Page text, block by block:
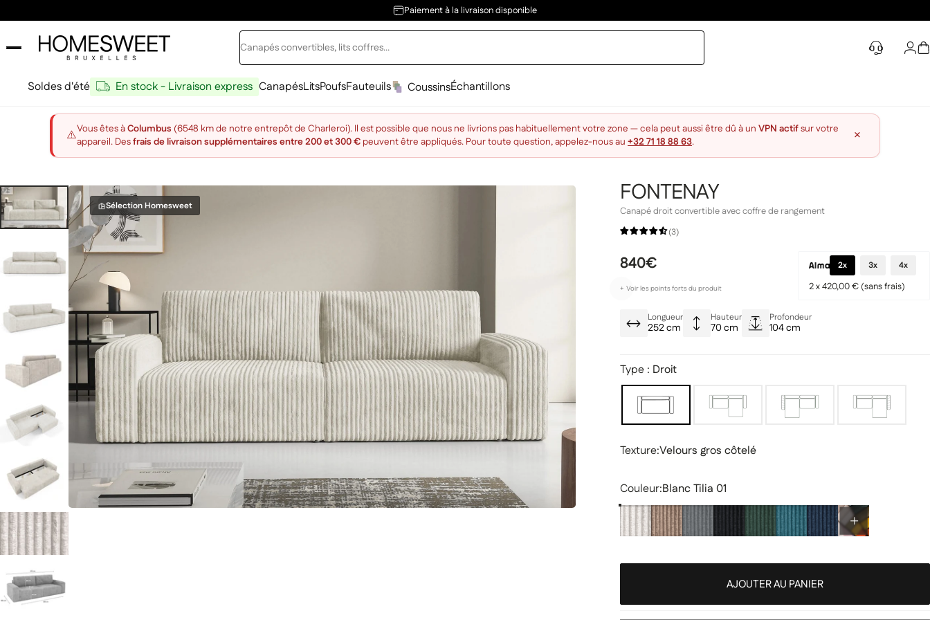
Paiement à la livraison disponible
Home Sweet
Rechercher
Soldes d'été En stock - Livraison express CanapésLitsPoufsFauteuils CoussinsÉchantillons
⚠️Vous êtes àColumbus (6548 km de notre entrepôt de Charleroi). Il est possible que nous ne livrions pas habituellement votre zone — cela peut aussi être dû à un VPN actifsur votre
appareil. Desfrais de livraison supplémentaires entre 200 et 300 € peuvent être appliqués. Pour toute question, appelez-nous au +32 71 18 88 63. ×
Sélection Homesweet FONTENAY
Canapé droit convertible avec coffre de rangement
(3)
840€ 2x 3x 4x
2 x 420,00 € (sans frais)
+ Voir les points fortsdu produit
Style moderne et polyvalent
Une qualité durable pensée pour un usage quotidien
Longueur
252 cm
Hauteur
70 cm
Profondeur
104 cm
Type : Droit
Texture
Texture:Velours gros côtelé
Couleur
Couleur:Blanc Tilia 01
AJOUTER AU PANIER